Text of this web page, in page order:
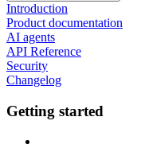
Introduction
Product documentation
AI agents
API Reference
Security
Changelog
Getting started